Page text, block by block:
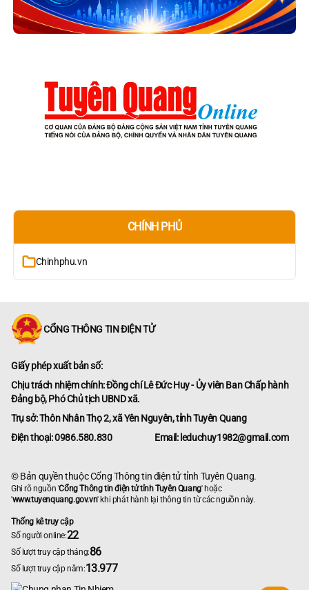
CHÍNH PHỦ
Chinhphu.vn
CỔNG THÔNG TIN ĐIỆN TỬ
Giấy phép xuất bản số:
Chịu trách nhiệm chính: Đồng chí Lê Đức Huy - Ủy viên Ban Chấp hành
Đảng bộ, Phó Chủ tịch UBND xã.
Trụ sở: Thôn Nhân Thọ 2, xã Yên Nguyên, tỉnh Tuyên Quang
Điện thoại: 0986.580.830
Email: leduchuy1982@gmail.com
© Bản quyền thuộc Cổng Thông tin điện tử tỉnh Tuyên Quang.
Ghi rõ nguồn 'Cổng Thông tin điện tử tỉnh Tuyên Quang' hoặc
'www.tuyenquang.gov.vn' khi phát hành lại thông tin từ các nguồn này.
Thống kê truy cập
Số người online:22
Số lượt truy cập tháng:86
Số lượt truy cập năm:13.977